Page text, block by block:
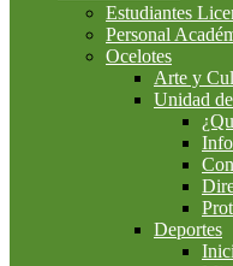
Estudiantes
Personal
Ocelotes
Arte y
Unidad
Deportes